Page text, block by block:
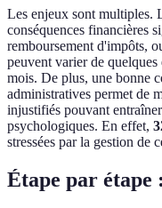
Les enjeux sont multiples.
conséquences financières
remboursement d'impôts,
peuvent varier de quelques
mois. De plus, une bonne
administratives permet de
injustifiés pouvant
psychologiques. En effet,
stressées par la gestion de
Étape par étape